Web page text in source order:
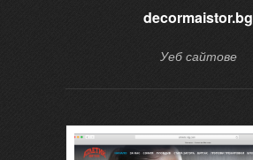
decormaistor.bg
Уеб сайтове